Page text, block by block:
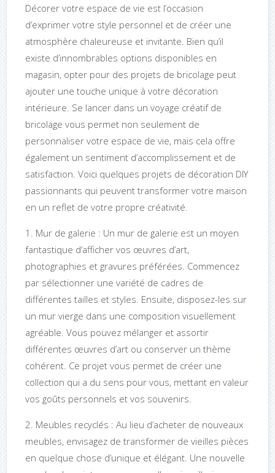
Décorer votre espace de vie est l’occasion
d’exprimer votre style personnel et de créer une
atmosphère chaleureuse et invitante. Bien qu’il
existe d’innombrables options disponibles en
magasin, opter pour des projets de bricolage peut
ajouter une touche unique à votre décoration
intérieure. Se lancer dans un voyage créatif de
bricolage vous permet non seulement de
personnaliser votre espace de vie, mais cela offre
également un sentiment d’accomplissement et de
satisfaction. Voici quelques projets de décoration DIY
passionnants qui peuvent transformer votre maison
en un reflet de votre propre créativité.
1. Mur de galerie : Un mur de galerie est un moyen
fantastique d’afficher vos œuvres d’art,
photographies et gravures préférées. Commencez
par sélectionner une variété de cadres de
différentes tailles et styles. Ensuite, disposez-les sur
un mur vierge dans une composition visuellement
agréable. Vous pouvez mélanger et assortir
différentes œuvres d’art ou conserver un thème
cohérent. Ce projet vous permet de créer une
collection qui a du sens pour vous, mettant en valeur
vos goûts personnels et vos souvenirs.
2. Meubles recyclés : Au lieu d’acheter de nouveaux
meubles, envisagez de transformer de vieilles pièces
en quelque chose d’unique et élégant. Une nouvelle